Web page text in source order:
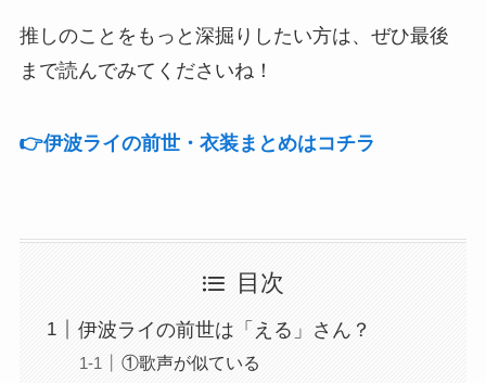
推しのことをもっと深掘りしたい方は、ぜひ最後
まで読んでみてくださいね！
👉️伊波ライの前世・衣装まとめはコチラ
目次
伊波ライの前世は「える」さん？
①歌声が似ている